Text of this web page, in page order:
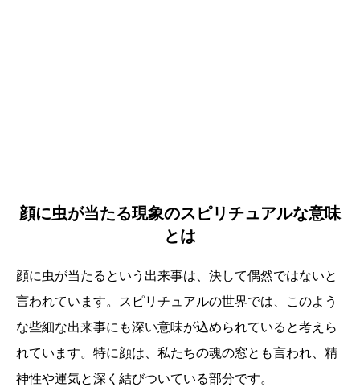
顔に虫が当たる現象のスピリチュアルな意味
とは
顔に虫が当たるという出来事は、決して偶然ではないと
言われています。スピリチュアルの世界では、このよう
な些細な出来事にも深い意味が込められていると考えら
れています。特に顔は、私たちの魂の窓とも言われ、精
神性や運気と深く結びついている部分です。